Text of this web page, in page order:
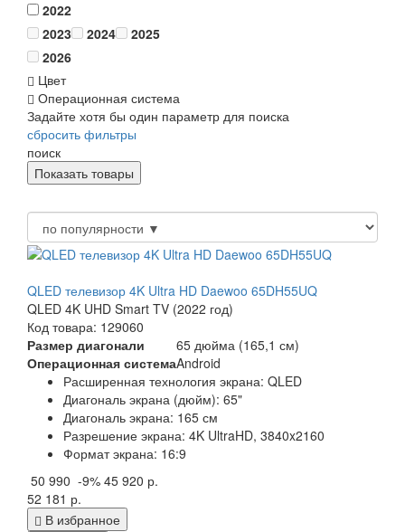
2022
2023
2024
2025
2026
Цвет
Операционная система
Задайте хотя бы один параметр для поиска
сбросить фильтры
поиск
QLED телевизор 4K Ultra HD Daewoo 65DH55UQ
QLED 4K UHD Smart TV (2022 год)
Код товара: 129060
Размер диагонали
65 дюйма (165,1 см)
Операционная системаAndroid
Расширенная технология экрана: QLED
Диагональ экрана (дюйм): 65"
Диагональ экрана: 165 см
Разрешение экрана: 4K UltraHD, 3840x2160
Формат экрана: 16:9
50 990 -9% 45 920 р.
52 181 р.
В избранное